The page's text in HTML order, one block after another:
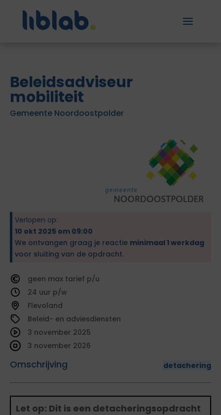
Beleidsadviseur
mobiliteit
Gemeente Noordoostpolder
Verlopen op:
10 okt 2025 om 09:00
We ontvangen graag je reactie minimaal 1 werkdag
voor sluiting van de opdracht.
geen
tarief
24
Flevoland
Beleid- en adviesdiensten
Omschrijving detachering
3 november 2025
3 november 2026
Let op: Dit is een detacheringsopdracht